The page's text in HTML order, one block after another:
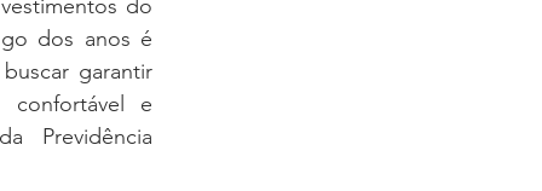
do
dos anos é
garantir
confortável e
Previdência